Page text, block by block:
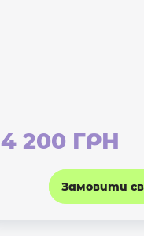
4 200 ГРН
Замовити